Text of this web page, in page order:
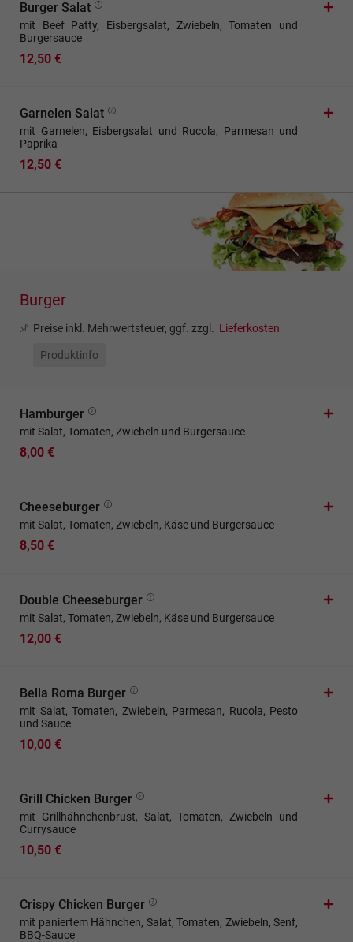
Burger Salat
mit Beef Patty, Eisbergsalat, Zwiebeln, Tomaten und
Burgersauce
12,50 €
Garnelen Salat
mit Garnelen, Eisbergsalat und Rucola, Parmesan und
Paprika
12,50 €
Burger
Preise inkl. Mehrwertsteuer, ggf. zzgl. Lieferkosten
Produktinfo
Hamburger
mit Salat, Tomaten, Zwiebeln und Burgersauce
8,00 €
Cheeseburger
mit Salat, Tomaten, Zwiebeln, Käse und Burgersauce
8,50 €
Double Cheeseburger
mit Salat, Tomaten, Zwiebeln, Käse und Burgersauce
12,00 €
Bella Roma Burger
mit Salat, Tomaten, Zwiebeln, Parmesan, Rucola, Pesto
und Sauce
10,00 €
Grill Chicken Burger
mit Grillhähnchenbrust, Salat, Tomaten, Zwiebeln und
Currysauce
10,50 €
Crispy Chicken Burger
mit paniertem Hähnchen, Salat, Tomaten, Zwiebeln, Senf,
BBQ-Sauce